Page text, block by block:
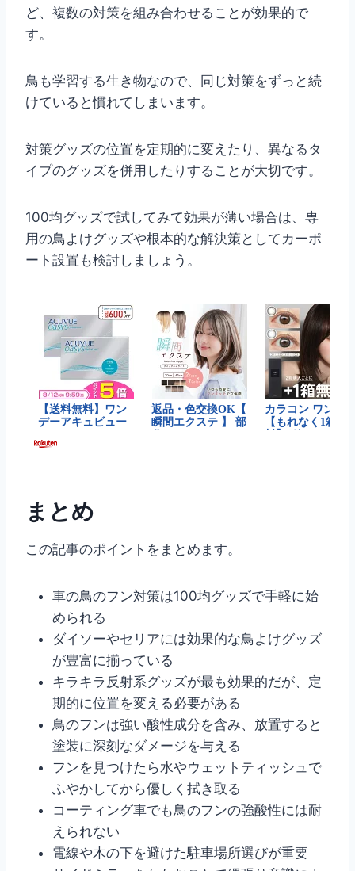
ど、複数の対策を組み合わせることが効果的で
す。
鳥も学習する生き物なので、同じ対策をずっと続
けていると慣れてしまいます。
対策グッズの位置を定期的に変えたり、異なるタ
イプのグッズを併用したりすることが大切です。
100均グッズで試してみて効果が薄い場合は、専
用の鳥よけグッズや根本的な解決策としてカーポ
ート設置も検討しましょう。
まとめ
この記事のポイントをまとめます。
車の鳥のフン対策は100均グッズで手軽に始
められる
ダイソーやセリアには効果的な鳥よけグッズ
が豊富に揃っている
キラキラ反射系グッズが最も効果的だが、定
期的に位置を変える必要がある
鳥のフンは強い酸性成分を含み、放置すると
塗装に深刻なダメージを与える
フンを見つけたら水やウェットティッシュで
ふやかしてから優しく拭き取る
コーティング車でも鳥のフンの強酸性には耐
えられない
電線や木の下を避けた駐車場所選びが重要